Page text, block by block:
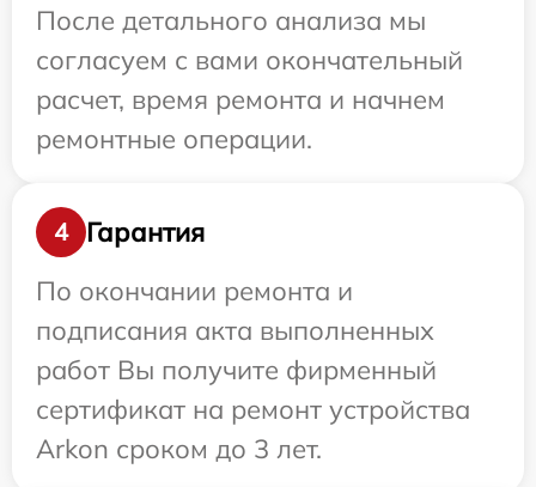
После детального анализа мы
согласуем с вами окончательный
расчет, время ремонта и начнем
ремонтные операции.
4
Гарантия
По окончании ремонта и
подписания акта выполненных
работ Вы получите фирменный
сертификат на ремонт устройства
Arkon сроком до 3 лет.